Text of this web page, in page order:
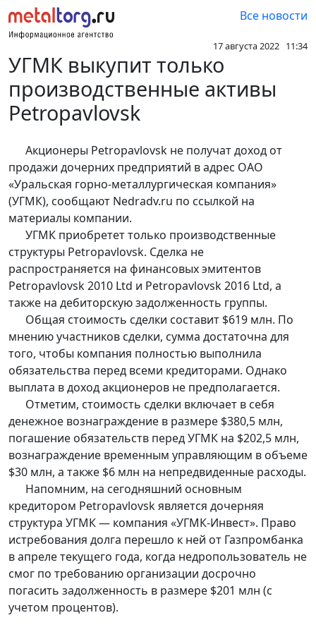
Все новости
17 августа 2022 11:34
УГМК выкупит только
производственные активы
Petropavlovsk
Акционеры Petropavlovsk не получат доход от
продажи дочерних предприятий в адрес ОАО
«Уральская горно-металлургическая компания»
(УГМК), сообщают Nedradv.ru по ссылкой на
материалы компании.
УГМК приобретет только производственные
структуры Petropavlovsk. Сделка не
распространяется на финансовых эмитентов
Petropavlovsk 2010 Ltd и Petropavlovsk 2016 Ltd, а
также на дебиторскую задолженность группы.
Общая стоимость сделки составит $619 млн. По
мнению участников сделки, сумма достаточна для
того, чтобы компания полностью выполнила
обязательства перед всеми кредиторами. Однако
выплата в доход акционеров не предполагается.
Отметим, стоимость сделки включает в себя
денежное вознаграждение в размере $380,5 млн,
погашение обязательств перед УГМК на $202,5 млн,
вознаграждение временным управляющим в объеме
$30 млн, а также $6 млн на непредвиденные расходы.
Напомним, на сегодняшний основным
кредитором Petropavlovsk является дочерняя
структура УГМК — компания «УГМК-Инвест». Право
истребования долга перешло к ней от Газпромбанка
в апреле текущего года, когда недропользователь не
смог по требованию организации досрочно
погасить задолженность в размере $201 млн (с
учетом процентов).